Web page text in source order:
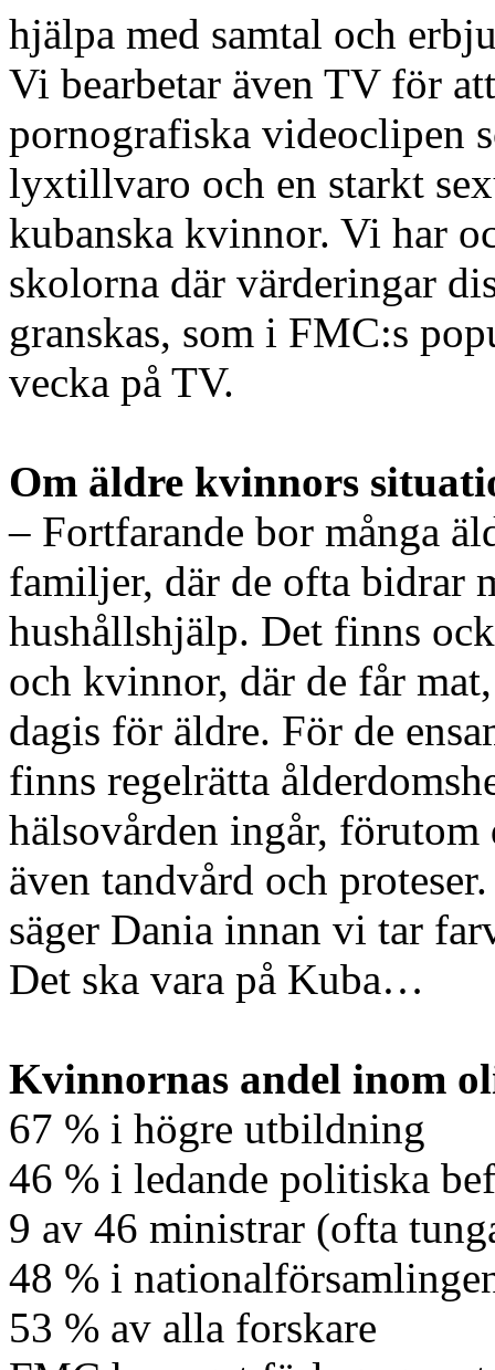
hjälpa med samtal och
Vi bearbetar även TV för
pornografiska videoclipen
lyxtillvaro och en starkt
kubanska kvinnor. Vi har
skolorna där värderingar
granskas, som i FMC:s
vecka på TV.
Om äldre kvinnors
– Fortfarande bor många
familjer, där de ofta bidrar
hushållshjälp. Det finns
och kvinnor, där de får
dagis för äldre. För de
finns regelrätta
hälsovården ingår,
även tandvård och
säger Dania innan vi tar
Det ska vara på Kuba…
Kvinnornas andel inom
67 % i högre utbildning
46 % i ledande politiska
9 av 46 ministrar (ofta
48 % i
53 % av alla forskare